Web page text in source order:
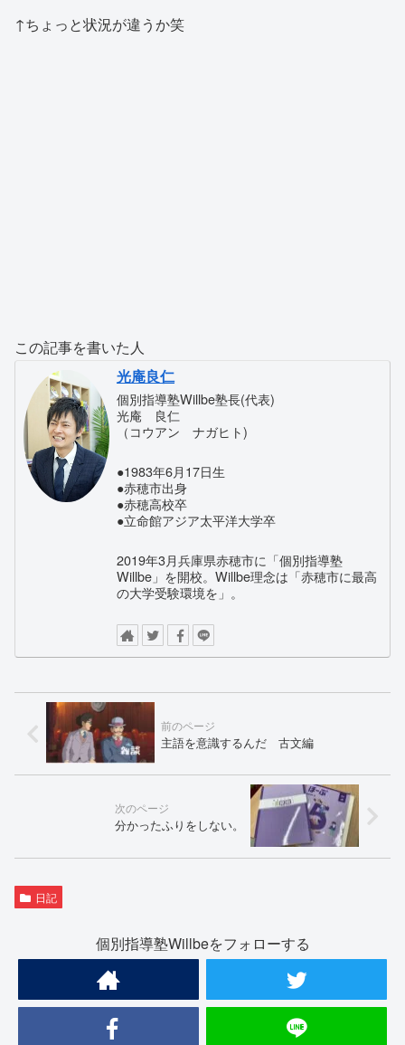
↑ちょっと状況が違うか笑
この記事を書いた人
光庵良仁
個別指導塾Willbe塾長(代表)
光庵 良仁
（コウアン ナガヒト)
●1983年6月17日生
●赤穂市出身
●赤穂高校卒
●立命館アジア太平洋大学卒
2019年3月兵庫県赤穂市に「個別指導塾
Willbe」を開校。Willbe理念は「赤穂市に最高
の大学受験環境を」。
主語を意識するんだ 古文編
分かったふりをしない。
日記
個別指導塾Willbeをフォローする